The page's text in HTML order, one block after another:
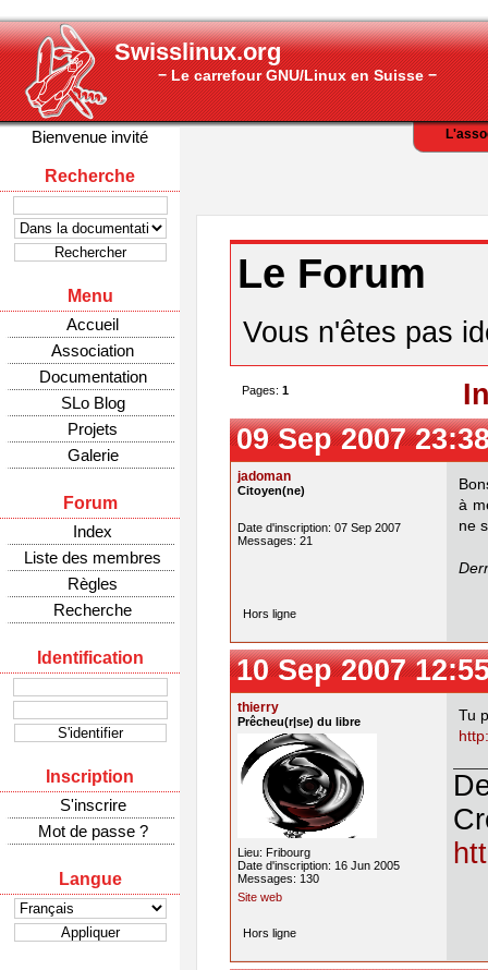
Swisslinux.org
− Le carrefour GNU/Linux en Suisse −
Bienvenue invité
Recherche
Menu
Accueil
Association
Documentation
SLo Blog
Projets
Galerie
Forum
Index
Liste des membres
Règles
Recherche
Identification
Inscription
S'inscrire
Mot de passe ?
Langue
Le Forum
Vous n'êtes pas
Pages: 1
09 Sep 2007
jadoman
Citoyen(ne)
Date d'inscription: 07 Sep 2007
Messages: 21
à
ne
Hors ligne
10 Sep 2007
thierry
Prêcheu(r|se) du libre
Lieu: Fribourg
Date d'inscription: 16 Jun 2005
Messages: 130
Site web
Tu
Hors ligne